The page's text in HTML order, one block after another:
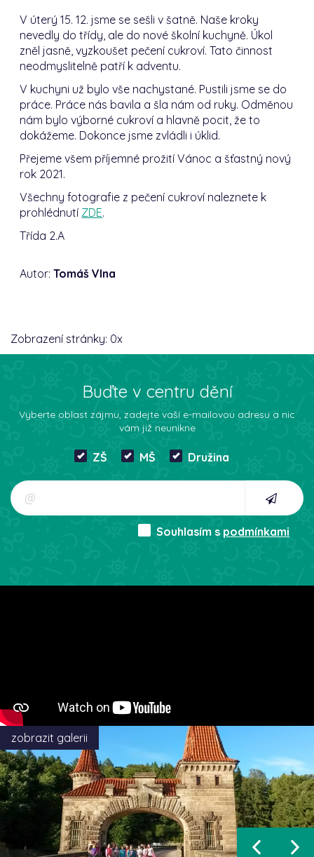
V úterý 15. 12. jsme se sešli v šatně. Naše kroky
nevedly do třídy, ale do nové školní kuchyně. Úkol
zněl jasně, vyzkoušet pečení cukroví. Tato činnost
neodmyslitelně patří k adventu.
V kuchyni už bylo vše nachystané. Pustili jsme se do
práce. Práce nás bavila a šla nám od ruky. Odměnou
nám bylo výborné cukroví a hlavně pocit, že to
dokážeme. Dokonce jsme zvládli i úklid.
Přejeme všem příjemné prožití Vánoc a šťastný nový
rok 2021.
Všechny fotografie z pečení cukroví naleznete k
prohlédnutí ZDE.
Třída 2.A
Autor:Tomáš Vlna
Zobrazení stránky: 0x
Buďte v centru dění
Vyberte oblast zájmu, zadejte vaší e-mailovou adresu a nic
vám již neunikne
ZŠ MŠ Družina
Souhlasím s podmínkami
zobrazit galerii